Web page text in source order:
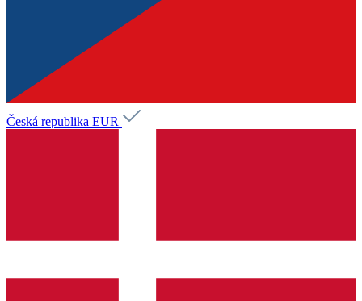
Česká republika EUR